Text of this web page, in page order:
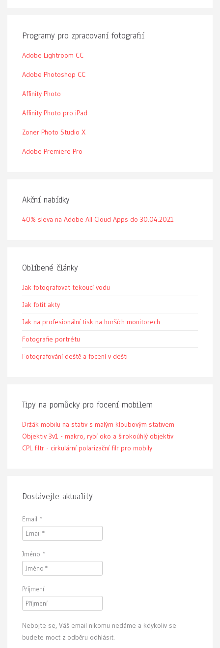
Programy pro zpracovaní fotografií
Adobe Lightroom CC
Adobe Photoshop CC
Affinity Photo
Affinity Photo pro iPad
Zoner Photo Studio X
Adobe Premiere Pro
Akční nabídky
40% sleva na Adobe All Cloud Apps do 30.04.2021
Oblíbené články
Jak fotografovat tekoucí vodu
Jak fotit akty
Jak na profesionální tisk na horších monitorech
Fotografie portrétu
Fotografování deště a focení v dešti
Tipy na pomůcky pro focení mobilem
Držák mobilu na stativ s malým kloubovým stativem
Objektiv 3v1 - makro, rybí oko a širokoúhlý objektiv
CPL filtr - cirkulární polarizační filr pro mobily
Dostávejte aktuality
Email *
Jméno *
Příjmení
Nebojte se, Váš email nikomu nedáme a kdykoliv se
budete moct z odběru odhlásit.